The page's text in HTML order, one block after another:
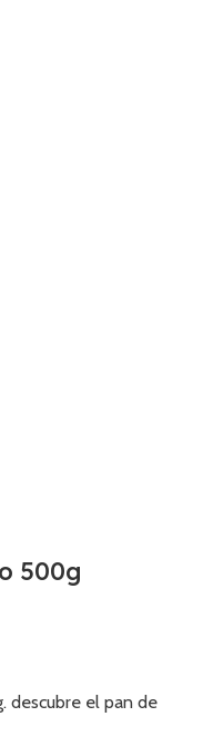
500g
descubre el pan de